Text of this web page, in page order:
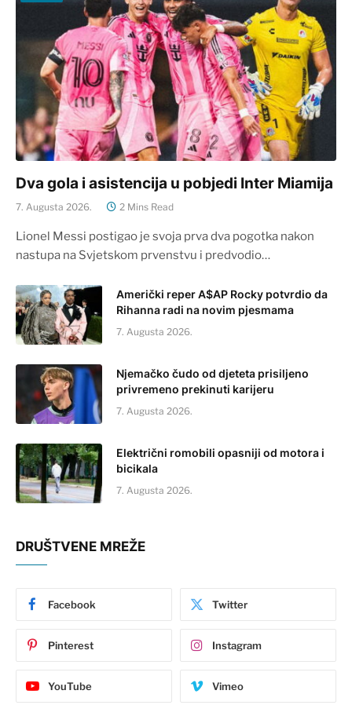
Dva gola i asistencija u pobjedi Inter Miamija
7. Augusta 2026. 2 Mins Read
Lionel Messi postigao je svoja prva dva pogotka nakon
nastupa na Svjetskom prvenstvu i predvodio…
Američki reper A$AP Rocky potvrdio da
Rihanna radi na novim pjesmama
7. Augusta 2026.
Njemačko čudo od djeteta prisiljeno
privremeno prekinuti karijeru
7. Augusta 2026.
Električni romobili opasniji od motora i
bicikala
7. Augusta 2026.
DRUŠTVENE MREŽE
Facebook Twitter
Pinterest Instagram
YouTube Vimeo